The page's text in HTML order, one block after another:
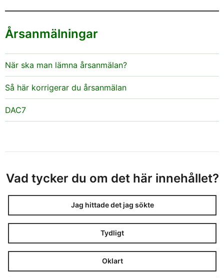
Årsanmälningar
När ska man lämna årsanmälan?
Så här korrigerar du årsanmälan
DAC7
Vad tycker du om det här innehållet?
Jag hittade det jag sökte
Tydligt
Oklart